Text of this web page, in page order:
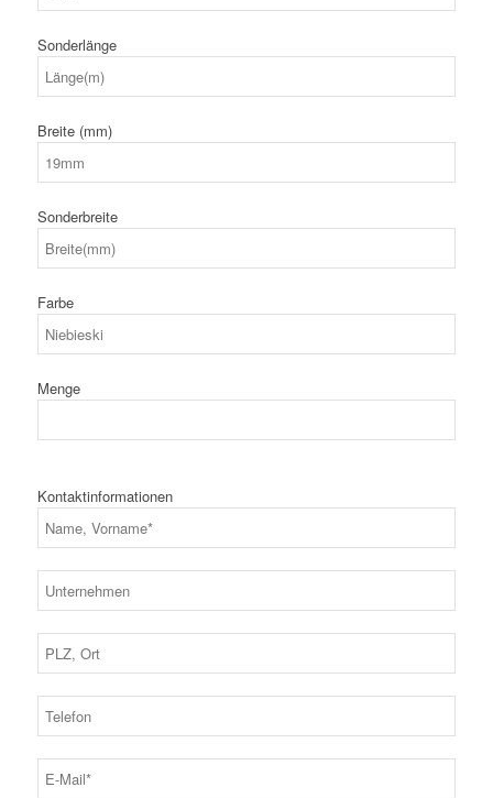
Sonderlänge
Breite (mm)
Sonderbreite
Farbe
Menge
Kontaktinformationen